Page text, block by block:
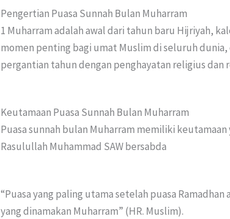
Pengertian Puasa Sunnah Bulan Muharram
1 Muharram adalah awal dari tahun baru Hijriyah,
momen penting bagi umat Muslim di seluruh dunia,
pergantian tahun dengan penghayatan religius dan
Keutamaan Puasa Sunnah Bulan Muharram
Puasa sunnah bulan Muharram memiliki keutamaan
Rasulullah Muhammad SAW bersabda
“Puasa yang paling utama setelah puasa
yang dinamakan Muharram” (HR. Muslim).